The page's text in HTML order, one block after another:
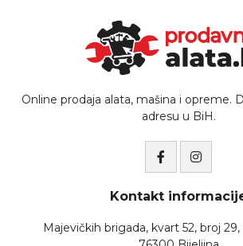
Online prodaja alata, mašina i opreme.
adresu u BiH.
Kontakt
Majevičkih brigada, kvart 52, broj